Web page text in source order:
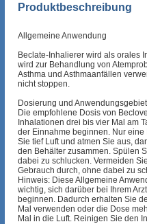
Produktbeschreibung
Allgemeine Anwendung
Beclate-Inhalierer wird als orales
wird zur Behandlung von
Asthma und Asthmaanfällen
nicht stoppen.
Dosierung und Anwendungsgebiet
Die empfohlene Dosis von
Inhalationen drei bis vier Mal am
der Einnahme beginnen. Nur
Sie tief Luft und atmen Sie aus,
den Behälter zusammen. Spülen
dabei zu schlucken. Vermeiden
Gebrauch durch, ohne dabei zu
Hinweis: Diese Allgemeine
wichtig, sich darüber bei Ihrem
beginnen. Dadurch erhalten Sie
Mal verwenden oder die Dose
Mal in die Luft. Reinigen Sie den